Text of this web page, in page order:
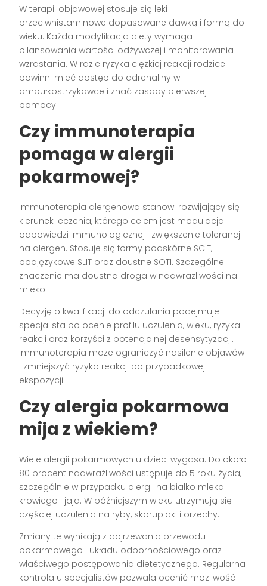
W terapii objawowej stosuje się leki
przeciwhistaminowe dopasowane dawką i formą do
wieku. Każda modyfikacja diety wymaga
bilansowania wartości odżywczej i monitorowania
wzrastania. W razie ryzyka ciężkiej reakcji rodzice
powinni mieć dostęp do adrenaliny w
ampułkostrzykawce i znać zasady pierwszej
pomocy.
Czy immunoterapia
pomaga w alergii
pokarmowej?
Immunoterapia alergenowa stanowi rozwijający się
kierunek leczenia, którego celem jest modulacja
odpowiedzi immunologicznej i zwiększenie tolerancji
na alergen. Stosuje się formy podskórne SCIT,
podjęzykowe SLIT oraz doustne SOTI. Szczególne
znaczenie ma doustna droga w nadwrażliwości na
mleko.
Decyzję o kwalifikacji do odczulania podejmuje
specjalista po ocenie profilu uczulenia, wieku, ryzyka
reakcji oraz korzyści z potencjalnej desensytyzacji.
Immunoterapia może ograniczyć nasilenie objawów
i zmniejszyć ryzyko reakcji po przypadkowej
ekspozycji.
Czy alergia pokarmowa
mija z wiekiem?
Wiele alergii pokarmowych u dzieci wygasa. Do około
80 procent nadwrażliwości ustępuje do 5 roku życia,
szczególnie w przypadku alergii na białko mleka
krowiego i jaja. W późniejszym wieku utrzymują się
częściej uczulenia na ryby, skorupiaki i orzechy.
Zmiany te wynikają z dojrzewania przewodu
pokarmowego i układu odpornościowego oraz
właściwego postępowania dietetycznego. Regularna
kontrola u specjalistów pozwala ocenić możliwość